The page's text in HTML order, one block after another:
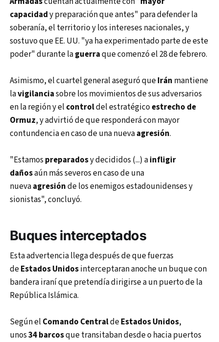
capacidady preparación que antes" para defender la
soberanía, el territorio y los intereses nacionales, y
sostuvo que EE. UU. "ya ha experimentado parte de este
poder" durante laguerraque comenzó el 28 de febrero.
Asimismo, el cuartel general aseguró queIrán mantiene
lavigilanciasobre los movimientos de sus adversarios
en la región y el controldel estratégicoestrecho de
Ormuz, y advirtió de que responderá con mayor
contundencia en caso de una nuevaagresión.
"Estamos preparadosy decididos (...) ainfligir
dañosaún más severos en caso de una
nuevaagresiónde los enemigos estadounidenses y
sionistas", concluyó.
Buques interceptados
Esta advertencia llega después de que fuerzas
deEstados Unidosinterceptaran anoche un buque con
bandera iraní que pretendía dirigirse a un puerto de la
República Islámica.
Según el Comando CentraldeEstados Unidos,
unos34 barcosque transitaban desde o hacia puertos